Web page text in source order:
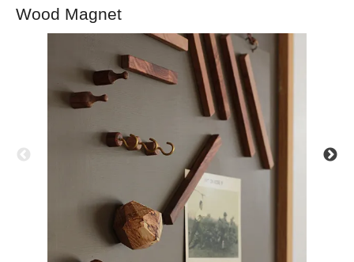
Wood Magnet